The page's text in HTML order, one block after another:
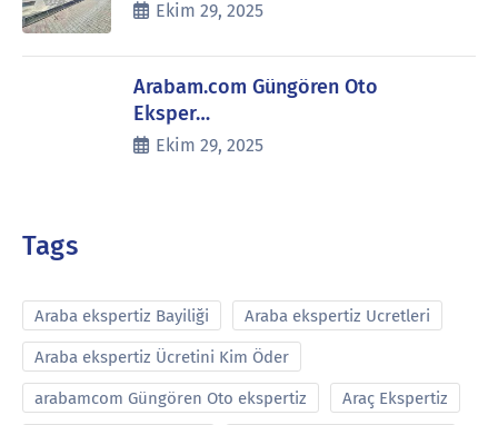
Ekim 29, 2025
Arabam.com Güngören Oto
Eksper…
Ekim 29, 2025
Tags
Araba ekspertiz Bayiliği Araba ekspertiz Ucretleri
Araba ekspertiz Ücretini Kim Öder
arabamcom Güngören Oto ekspertiz Araç Ekspertiz